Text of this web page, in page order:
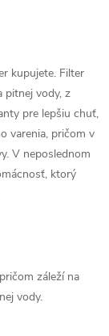
kupujete. Filter
pitnej vody, z
pre lepšiu chuť,
varenia, pričom v
V neposlednom
ktorý
záleží na
vody.